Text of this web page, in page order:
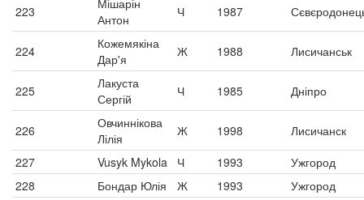
223
Мішарін
Антон
Ч 1987
224
Кожемякіна
Дар'я
Ж 1988 Лисичанськ
225
Лакуста
Сергій
Ч 1985 Дніпро
226
Овчиннікова
Лілія
Ж 1998
Лисичанск
227
Vusyk Mykola Ч 1993
Ужгород
228
Бондар Юлія Ж 1993
Ужгород